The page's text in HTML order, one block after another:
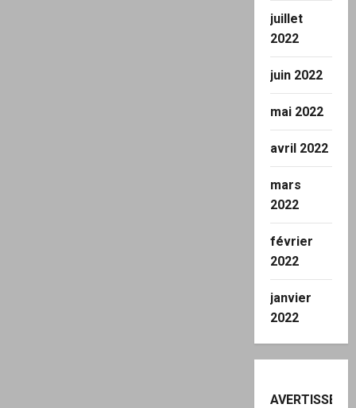
juillet
2022
juin 2022
mai 2022
avril 2022
mars
2022
février
2022
janvier
2022